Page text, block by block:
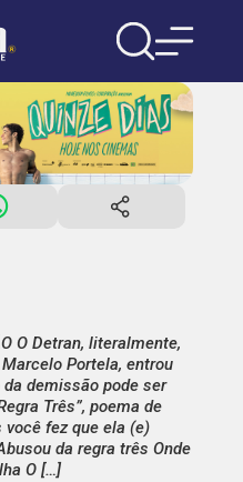
O Detran, literalmente,
Portela, entrou
demissão pode ser
Três”, poema de
você fez que ela (e)
da regra três Onde
O […]